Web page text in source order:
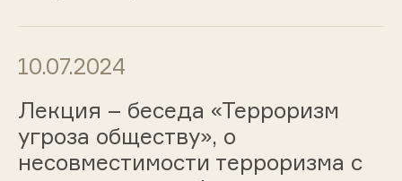
10.07.2024
Лекция – беседа «Терроризм
угроза обществу», о
несовместимости терроризма с